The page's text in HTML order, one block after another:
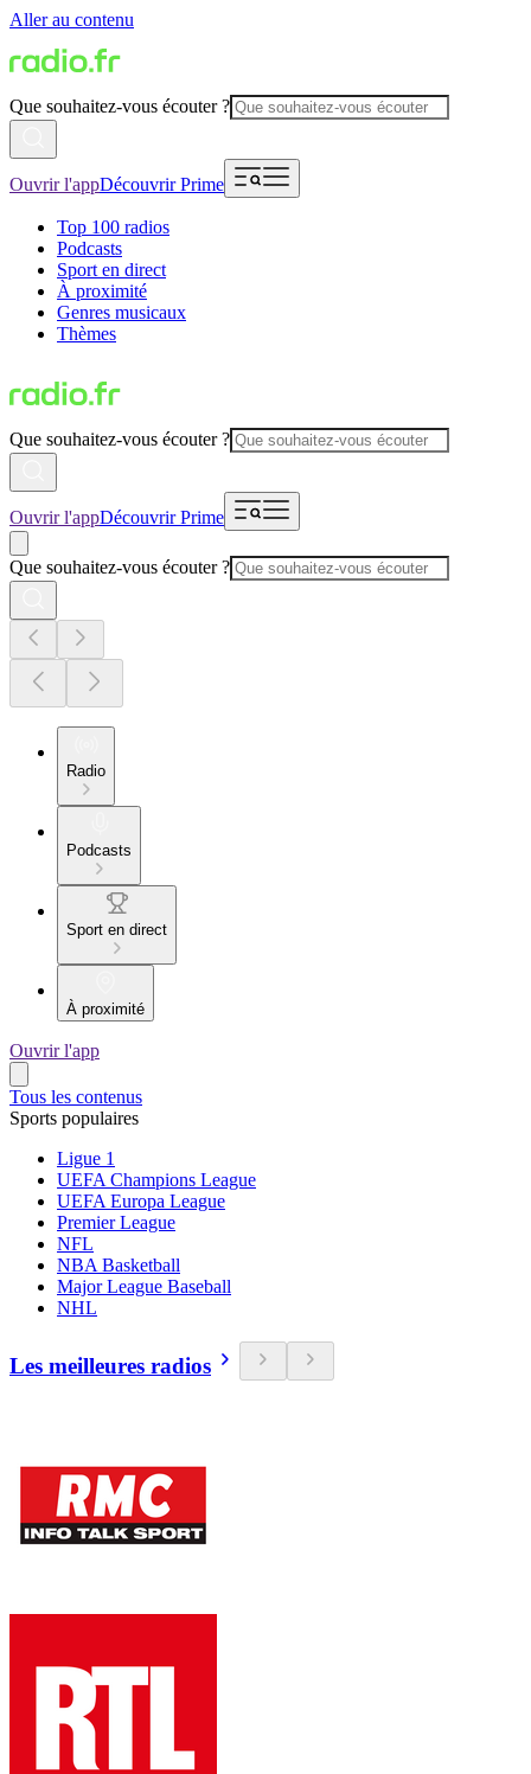
Aller au contenu
Que souhaitez-vous écouter ?
Ouvrir l'appDécouvrir Prime
Top 100 radios
Podcasts
Sport en direct
À proximité
Genres musicaux
Thèmes
Que souhaitez-vous écouter ?
Ouvrir l'appDécouvrir Prime
Que souhaitez-vous écouter ?
Radio
Podcasts
Sport en direct
À proximité
Ouvrir l'app
Tous les contenus
Sports populaires
Ligue 1
UEFA Champions League
UEFA Europa League
Premier League
NFL
NBA Basketball
Major League Baseball
NHL
Les meilleures radios